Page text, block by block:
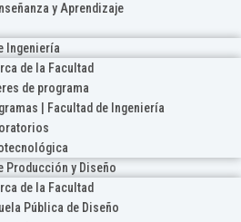
y Aprendizaje
Ingeniería
de la Facultad
de programa
| Facultad de Ingeniería
Producción y Diseño
de la Facultad
Pública de Diseño